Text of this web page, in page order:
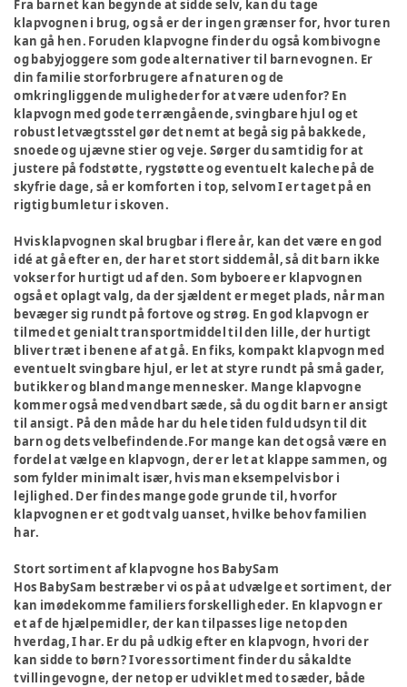
Fra barnet kan begynde at sidde selv, kan du tage
klapvognen i brug, og så er der ingen grænser for, hvor turen
kan gå hen. Foruden klapvogne finder du også kombivogne
og babyjoggere som gode alternativer til barnevognen. Er
din familie storforbrugere af naturen og de
omkringliggende muligheder for at være udenfor? En
klapvogn med gode terrængående, svingbare hjul og et
robust letvægtsstel gør det nemt at begå sig på bakkede,
snoede og ujævne stier og veje. Sørger du samtidig for at
justere på fodstøtte, rygstøtte og eventuelt kaleche på de
skyfrie dage, så er komforten i top, selvom I er taget på en
rigtig bumletur i skoven.
Hvis klapvognen skal brugbar i flere år, kan det være en god
idé at gå efter en, der har et stort siddemål, så dit barn ikke
vokser for hurtigt ud af den. Som byboere er klapvognen
også et oplagt valg, da der sjældent er meget plads, når man
bevæger sig rundt på fortove og strøg. En god klapvogn er
tilmed et genialt transportmiddel til den lille, der hurtigt
bliver træt i benene af at gå. En fiks, kompakt klapvogn med
eventuelt svingbare hjul, er let at styre rundt på små gader,
butikker og bland mange mennesker. Mange klapvogne
kommer også med vendbart sæde, så du og dit barn er ansigt
til ansigt. På den måde har du hele tiden fuld udsyn til dit
barn og dets velbefindende.For mange kan det også være en
fordel at vælge en klapvogn, der er let at klappe sammen, og
som fylder minimalt især, hvis man eksempelvis bor i
lejlighed. Der findes mange gode grunde til, hvorfor
klapvognen er et godt valg uanset, hvilke behov familien
har.
Stort sortiment af klapvogne hos BabySam
Hos BabySam bestræber vi os på at udvælge et sortiment, der
kan imødekomme familiers forskelligheder. En klapvogn er
et af de hjælpemidler, der kan tilpasses lige netop den
hverdag, I har. Er du på udkig efter en klapvogn, hvori der
kan sidde to børn? I vores sortiment finder du såkaldte
tvillingevogne, der netop er udviklet med to sæder, både